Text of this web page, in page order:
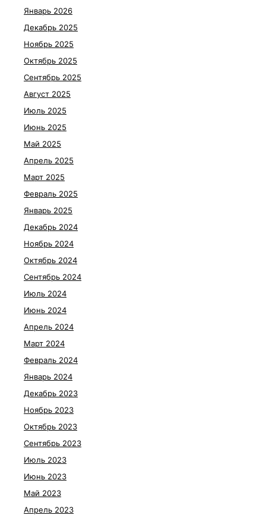
Январь 2026
Декабрь 2025
Ноябрь 2025
Октябрь 2025
Сентябрь 2025
Август 2025
Июль 2025
Июнь 2025
Май 2025
Апрель 2025
Март 2025
Февраль 2025
Январь 2025
Декабрь 2024
Ноябрь 2024
Октябрь 2024
Сентябрь 2024
Июль 2024
Июнь 2024
Апрель 2024
Март 2024
Февраль 2024
Январь 2024
Декабрь 2023
Ноябрь 2023
Октябрь 2023
Сентябрь 2023
Июль 2023
Июнь 2023
Май 2023
Апрель 2023